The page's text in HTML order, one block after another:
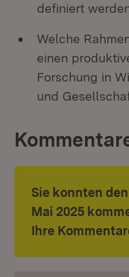
definiert
Welche
einen
Forschung in
und
Sie konnten
Mai 2025
Ihre